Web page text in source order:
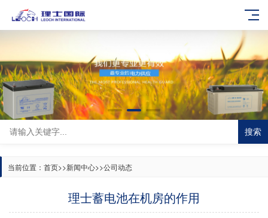
搜索
当前位置： 首页>>新闻中心>>公司动态
理士蓄电池在机房的作用